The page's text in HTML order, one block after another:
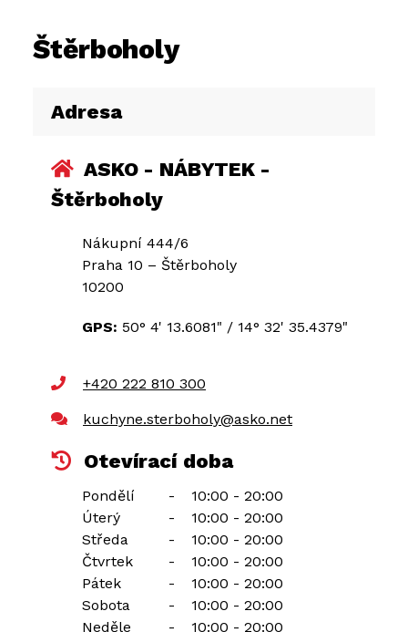
Štěrboholy
Adresa
ASKO - NÁBYTEK -
Štěrboholy
Nákupní 444/6
Praha 10 – Štěrboholy
10200
GPS: 50° 4' 13.6081" / 14° 32' 35.4379"
+420 222 810 300
kuchyne.sterboholy@asko.net
Otevírací doba
Pondělí -
10:00 - 20:00
Úterý
-
10:00 - 20:00
Středa
-
10:00 - 20:00
Čtvrtek
-
10:00 - 20:00
Pátek
-
10:00 - 20:00
Sobota
-
10:00 - 20:00
Neděle
- 10:00 - 20:00